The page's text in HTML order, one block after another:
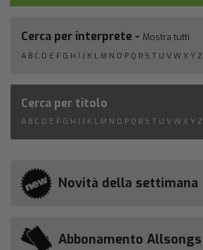
Cerca per interprete - Mostra tutti
A B C D E F G H I J K L M N O P Q R S T U V W X Y Z
Cerca per titolo
A B C D E F G H I J K L M N O P Q R S T U V W X Y Z
Novità della settimana
Abbonamento Allsongs